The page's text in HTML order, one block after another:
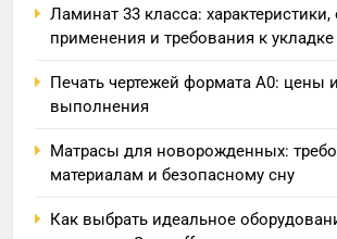
Ламинат 33 класса: характеристики,
применения и требования к укладке
Печать чертежей формата А0: цены
выполнения
Матрасы для новорожденных:
материалам и безопасному сну
Как выбрать идеальное